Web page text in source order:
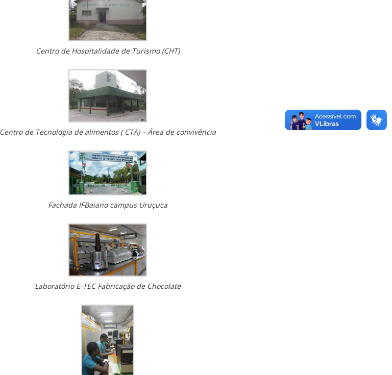
Centro de Hospitalidade de Turismo (CHT)
Centro de Tecnologia de alimentos ( CTA) – Área de convivência
Fachada IFBaiano campus Uruçuca
Laboratório E-TEC Fabricação de Chocolate